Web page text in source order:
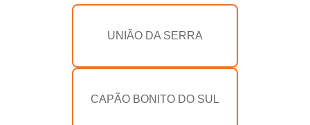
UNIÃO DA SERRA
CAPÃO BONITO DO SUL